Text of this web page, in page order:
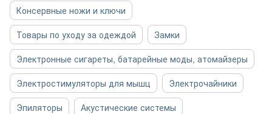
Консервные ножи и ключи
Товары по уходу за одеждой
Замки
Электронные сигареты, батарейные моды, атомайзеры
Электростимуляторы для мышц
Электрочайники
Эпиляторы
Акустические системы